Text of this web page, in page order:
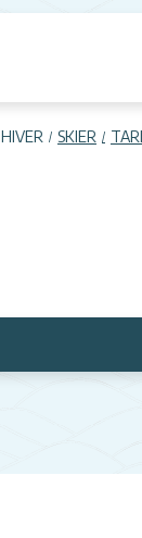
HIVER SKIER